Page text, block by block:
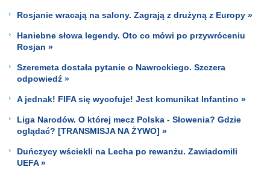
Rosjanie wracają na salony. Zagrają z drużyną z Europy »
Haniebne słowa legendy. Oto co mówi po przywróceniu
Rosjan »
Szeremeta dostała pytanie o Nawrockiego. Szczera
odpowiedź »
A jednak! FIFA się wycofuje! Jest komunikat Infantino »
Liga Narodów. O której mecz Polska - Słowenia? Gdzie
oglądać? [TRANSMISJA NA ŻYWO] »
Duńczycy wściekli na Lecha po rewanżu. Zawiadomili
UEFA »